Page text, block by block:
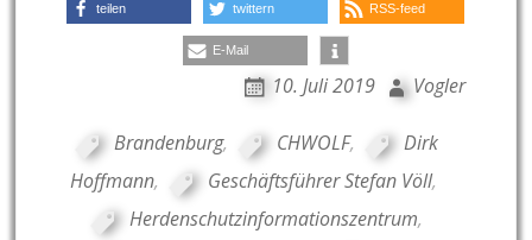
teilen twittern RSS-feed
E-Mail
10. Juli 2019 Vogler
Brandenburg, CHWOLF,
Dirk
Hoffmann, Geschäftsführer Stefan Völl,
Herdenschutzinformationszentrum,